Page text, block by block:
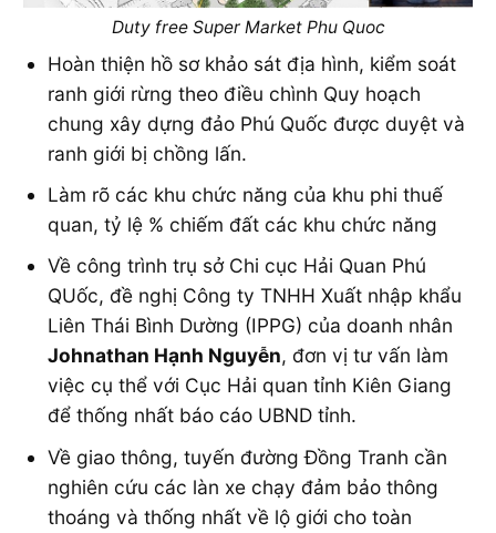
Duty free Super Market Phu Quoc
Hoàn thiện hồ sơ khảo sát địa hình, kiểm soát
ranh giới rừng theo điều chình Quy hoạch
chung xây dựng đảo Phú Quốc được duyệt và
ranh giới bị chồng lấn.
Làm rõ các khu chức năng của khu phi thuế
quan, tỷ lệ % chiếm đất các khu chức năng
Về công trình trụ sở Chi cục Hải Quan Phú
QUốc, đề nghị Công ty TNHH Xuất nhập khẩu
Liên Thái Bình Dường (IPPG) của doanh nhân
Johnathan Hạnh Nguyễn, đơn vị tư vấn làm
việc cụ thể với Cục Hải quan tỉnh Kiên Giang
để thống nhất báo cáo UBND tỉnh.
Về giao thông, tuyến đường Đồng Tranh cần
nghiên cứu các làn xe chạy đảm bảo thông
thoáng và thống nhất về lộ giới cho toàn